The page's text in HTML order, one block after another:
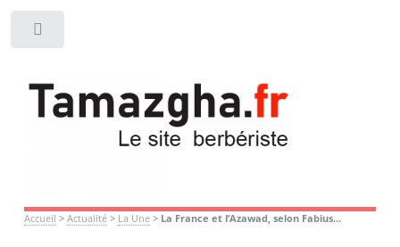
Accueil > Actualité> La Une> La France et l’Azawad, selon Fabius...